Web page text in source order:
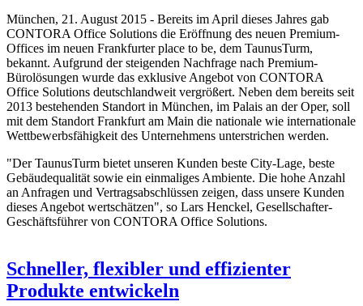
München, 21. August 2015 - Bereits im April dieses Jahres gab
CONTORA Office Solutions die Eröffnung des neuen Premium-
Offices im neuen Frankfurter place to be, dem TaunusTurm,
bekannt. Aufgrund der steigenden Nachfrage nach Premium-
Bürolösungen wurde das exklusive Angebot von CONTORA
Office Solutions deutschlandweit vergrößert. Neben dem bereits seit
2013 bestehenden Standort in München, im Palais an der Oper, soll
mit dem Standort Frankfurt am Main die nationale wie internationale
Wettbewerbsfähigkeit des Unternehmens unterstrichen werden.
"Der TaunusTurm bietet unseren Kunden beste City-Lage, beste
Gebäudequalität sowie ein einmaliges Ambiente. Die hohe Anzahl
an Anfragen und Vertragsabschlüssen zeigen, dass unsere Kunden
dieses Angebot wertschätzen", so Lars Henckel, Gesellschafter-
Geschäftsführer von CONTORA Office Solutions.
Schneller, flexibler und effizienter
Produkte entwickeln